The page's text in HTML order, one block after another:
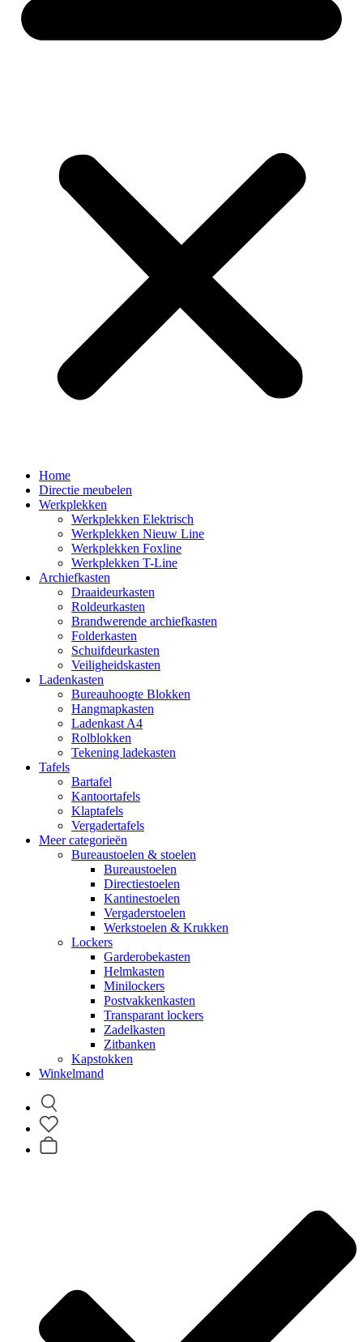
Home
Directie meubelen
Werkplekken
Werkplekken Elektrisch
Werkplekken Nieuw Line
Werkplekken Foxline
Werkplekken T-Line
Archiefkasten
Draaideurkasten
Roldeurkasten
Brandwerende archiefkasten
Folderkasten
Schuifdeurkasten
Veiligheidskasten
Ladenkasten
Bureauhoogte Blokken
Hangmapkasten
Ladenkast A4
Rolblokken
Tekening ladekasten
Tafels
Bartafel
Kantoortafels
Klaptafels
Vergadertafels
Meer categorieën
Bureaustoelen & stoelen
Bureaustoelen
Directiestoelen
Kantinestoelen
Vergaderstoelen
Werkstoelen & Krukken
Lockers
Garderobekasten
Helmkasten
Minilockers
Postvakkenkasten
Transparant lockers
Zadelkasten
Zitbanken
Kapstokken
Winkelmand